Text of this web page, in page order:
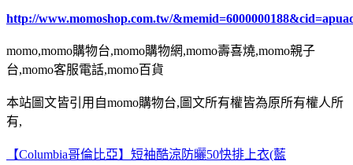
http://www.momoshop.com.tw/
momo,momo購物台,momo購物網,momo壽喜燒,momo親子
台,momo客服電話,momo百貨
本站圖文皆引用自momo購物台,圖文所有權皆為原所有權人所
有,
【Columbia哥倫比亞】短袖酷涼防曬50快排上衣(藍